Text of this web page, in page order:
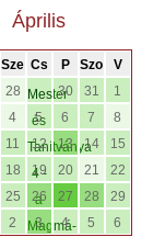
Április
Sze Cs P Szo
V
28
Mester
és
Tanítványa
4 -
a
Magmá-
30 31
1
4 5 6 7
8
11 12 13 14
15
18 19 20 21
22
25 26 27 28
29
2 3 4 5 6